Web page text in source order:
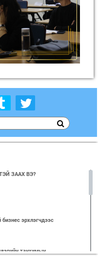
ЗААХ ВЭ?
бизнес эрхлэгчдээс
танхимын